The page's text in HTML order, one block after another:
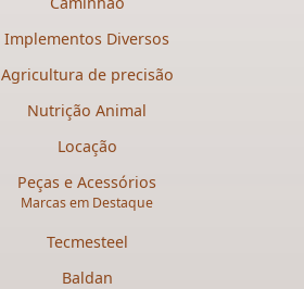
Implementos Diversos
Agricultura de precisão
Nutrição Animal
Locação
Peças e Acessórios
Marcas em Destaque
Tecmesteel
Baldan